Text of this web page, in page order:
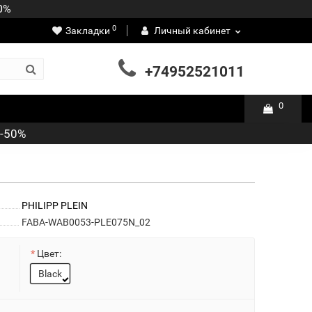
Закладки 0 Личный кабинет
+74952521011
0
PHILIPP PLEIN
FABA-WAB0053-PLE075N_02
Цвет:
Black